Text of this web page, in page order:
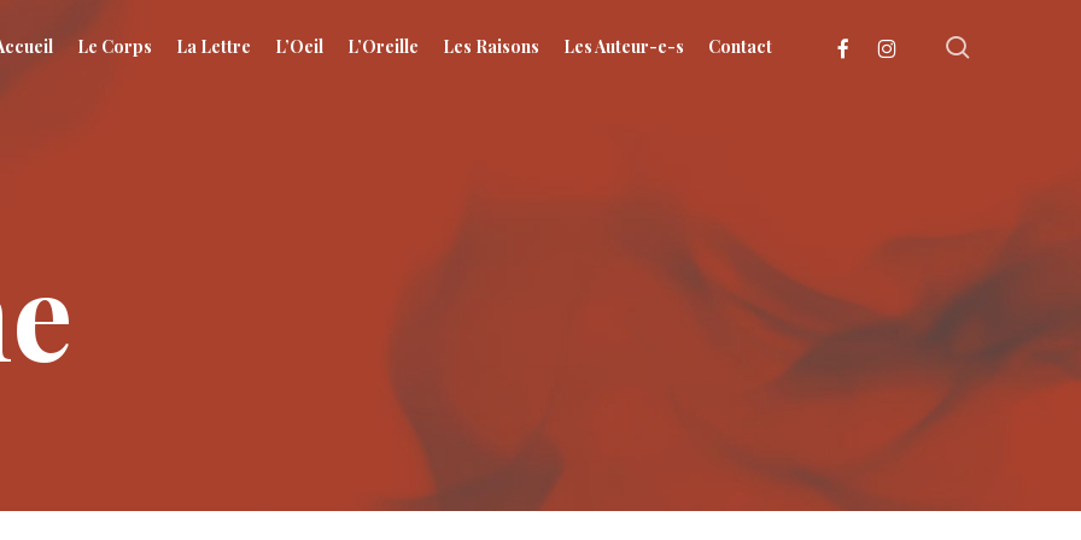
Le Corps La Lettre L’Oeil L’Oreille Les Raisons Les Auteur-e-s Contact facebookinstagram